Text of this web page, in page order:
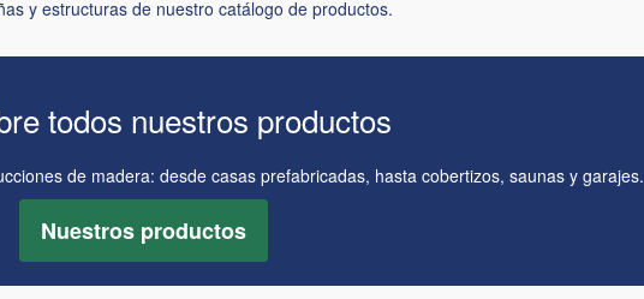
y estructuras de nuestro catálogo de productos.
todos nuestros productos
de madera: desde casas prefabricadas, hasta cobertizos, saunas y garajes.
Nuestros productos